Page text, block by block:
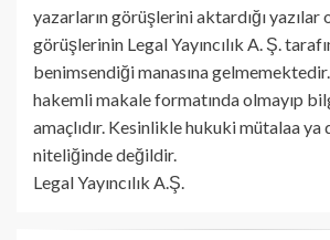
yazarların görüşlerini aktardığı yazılar
görüşlerinin Legal Yayıncılık A. Ş.
benimsendiği manasına gelmemektedir.
hakemli makale formatında olmayıp
amaçlıdır. Kesinlikle hukuki mütalaa ya
niteliğinde değildir.
Legal Yayıncılık A.Ş.